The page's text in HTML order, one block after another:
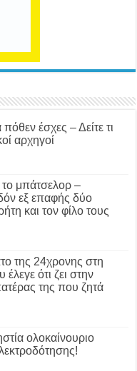
έσχες – Δείτε τι
αρχηγοί
μπάτσελορ –
εξ επαφής δύο
και τον φίλο τους
της 24χρονης στη
ότι ζει στην
της που ζητά
ολοκαίνουριο